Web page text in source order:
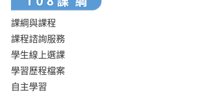
課綱與課程
課程諮詢服務
學生線上選課
學習歷程檔案
自主學習